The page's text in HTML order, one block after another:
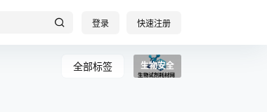
登录 快速注册
全部标签 生物安全